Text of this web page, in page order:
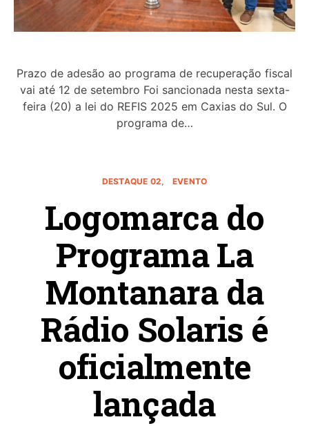
Prazo de adesão ao programa de recuperação fiscal
vai até 12 de setembro Foi sancionada nesta sexta-
feira (20) a lei do REFIS 2025 em Caxias do Sul. O
programa de…
DESTAQUE 02 EVENTO
Logomarca do
Programa La
Montanara da
Rádio Solaris é
oficialmente
lançada